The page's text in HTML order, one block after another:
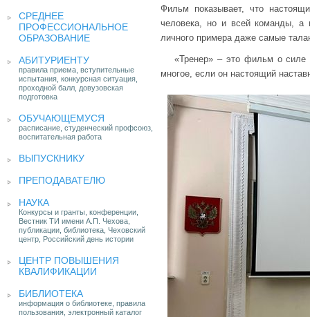
СРЕДНЕЕ
ПРОФЕССИОНАЛЬНОЕ
ОБРАЗОВАНИЕ
АБИТУРИЕНТУ
правила приема, вступительные
испытания, конкурсная ситуация,
проходной балл, довузовская
подготовка
ОБУЧАЮЩЕМУСЯ
расписание, студенческий профсоюз,
воспитательная работа
ВЫПУСКНИКУ
ПРЕПОДАВАТЕЛЮ
НАУКА
Конкурсы и гранты, конференции,
Вестник ТИ имени А.П. Чехова,
публикации, библиотека, Чеховский
центр, Российский день истории
ЦЕНТР ПОВЫШЕНИЯ
КВАЛИФИКАЦИИ
БИБЛИОТЕКА
информация о библиотеке, правила
пользования, электронный каталог
Фильм показывает, что
человека, но и всей команды, а
личного примера даже самые
«Тренер» – это фильм о
многое, если он настоящий